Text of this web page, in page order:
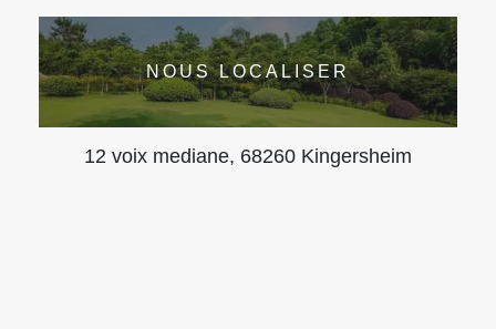
NOUS LOCALISER
12 voix mediane, 68260 Kingersheim